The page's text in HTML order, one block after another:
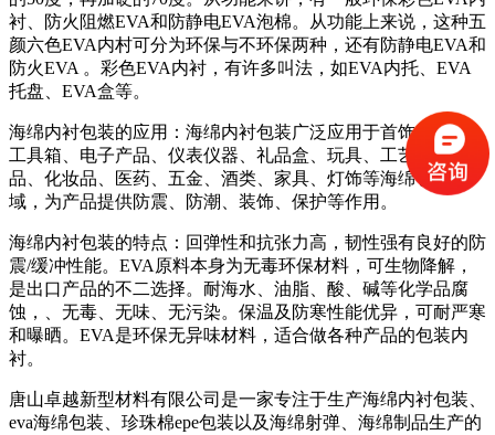
衬、防火阻燃EVA和防静电EVA泡棉。从功能上来说，这种五
颜六色EVA内村可分为环保与不环保两种，还有防静电EVA和
防火EVA 。彩色EVA内衬，有许多叫法，如EVA内托、EVA
托盘、EVA盒等。
海绵内衬包装的应用：海绵内衬包装广泛应用于首饰、瓷器、
工具箱、电子产品、仪表仪器、礼品盒、玩具、工艺礼品、饰
品、化妆品、医药、五金、酒类、家具、灯饰等海绵包装领
域，为产品提供防震、防潮、装饰、保护等作用。
海绵内衬包装的特点：回弹性和抗张力高，韧性强有良好的防
震/缓冲性能。EVA原料本身为无毒环保材料，可生物降解，
是出口产品的不二选择。耐海水、油脂、酸、碱等化学品腐
蚀，、无毒、无味、无污染。保温及防寒性能优异，可耐严寒
和曝晒。EVA是环保无异味材料，适合做各种产品的包装内
衬。
唐山卓越新型材料有限公司是一家专注于生产海绵内衬包装、
eva海绵包装、珍珠棉epe包装以及海绵射弹、海绵制品生产的